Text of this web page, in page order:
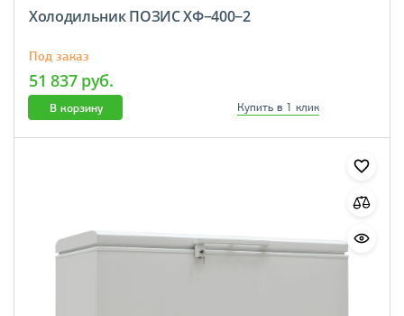
Холодильник ПОЗИС ХФ−400−2
Под заказ
51 837 руб.
В корзину Купить в 1 клик